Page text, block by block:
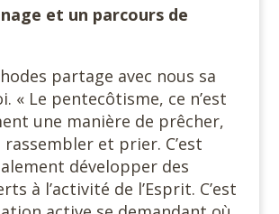
et un parcours de
partage avec nous sa
« Le pentecôtisme, ce n’est
une manière de prêcher,
et prier. C’est
développer des
à l’activité de l’Esprit. C’est